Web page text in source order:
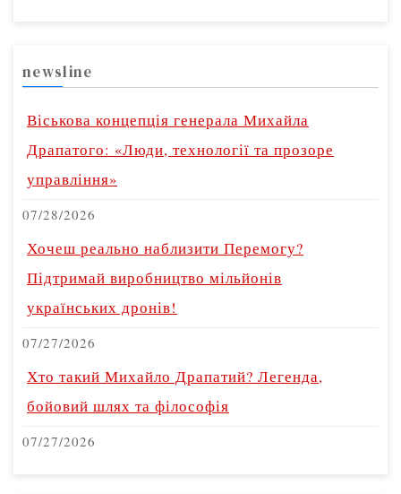
newsline
Віськова концепція генерала Михайла
Драпатого: «Люди, технології та прозоре
управління»
07/28/2026
Хочеш реально наблизити Перемогу?
Підтримай виробництво мільйонів
українських дронів!
07/27/2026
Хто такий Михайло Драпатий? Легенда,
бойовий шлях та філософія
07/27/2026